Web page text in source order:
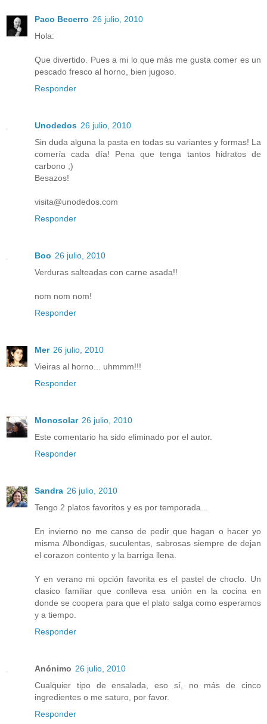
Paco Becerro 26 julio, 2010
Hola:
Que divertido. Pues a mi lo que más me gusta comer es un
pescado fresco al horno, bien jugoso.
Responder
Unodedos 26 julio, 2010
Sin duda alguna la pasta en todas su variantes y formas! La
comería cada día! Pena que tenga tantos hidratos de
carbono ;)
Besazos!
visita@unodedos.com
Responder
Boo 26 julio, 2010
Verduras salteadas con carne asada!!
nom nom nom!
Responder
Mer 26 julio, 2010
Vieiras al horno... uhmmm!!!
Responder
Monosolar 26 julio, 2010
Este comentario ha sido eliminado por el autor.
Responder
Sandra 26 julio, 2010
Tengo 2 platos favoritos y es por temporada...
En invierno no me canso de pedir que hagan o hacer yo
misma Albondigas, suculentas, sabrosas siempre de dejan
el corazon contento y la barriga llena.
Y en verano mi opción favorita es el pastel de choclo. Un
clasico familiar que conlleva esa unión en la cocina en
donde se coopera para que el plato salga como esperamos
y a tiempo.
Responder
Anónimo 26 julio, 2010
Cualquier tipo de ensalada, eso sí, no más de cinco
ingredientes o me saturo, por favor.
Responder